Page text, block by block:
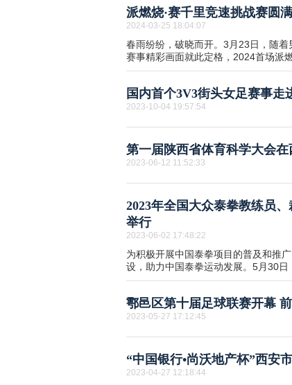
派燃烧·赛千里竞速挑战赛圆
2024-03-25 18:04:07
春雨纷纷，破晓而开。3月23日，随着
赛事精彩画面就此定格，2024首场派燃
国内首个3V3街头女足赛事走
2023-10-04 19:57:54
第一届陕西省体育科学大会
2023-06-12 11:52:33
2023年全国大众泰拳教练员
举行
2023-06-02 17:48:22
为积极开展中国泰拳项目的普及和推
设，助力中国泰拳运动发展。5月30日
鄠邑区第十届足球联赛开幕
2023-05-27 17:12:45
“中国银行•尚沃地产杯”西安
2023-04-27 12:18:44